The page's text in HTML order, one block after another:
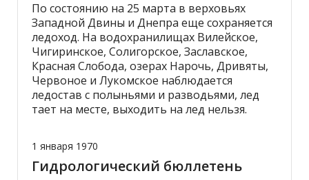
По состоянию на 25 марта в верховьях
Западной Двины и Днепра еще сохраняется
ледоход. На водохранилищах Вилейское,
Чигиринское, Солигорское, Заславское,
Красная Слобода, озерах Нарочь, Дривяты,
Червоное и Лукомское наблюдается
ледостав с полыньями и разводьями, лед
тает на месте, выходить на лед нельзя.
1 января 1970
Гидрологический бюллетень